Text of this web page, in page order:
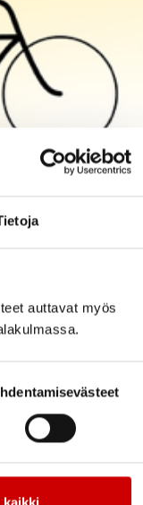
auttavat myös
saamia